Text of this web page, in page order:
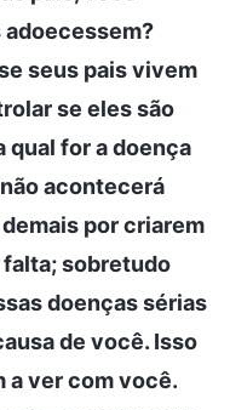
seus pais vivem
se eles são
qual for a doença
acontecerá
por criarem
sobretudo
doenças sérias
de você. Isso
a ver com você.